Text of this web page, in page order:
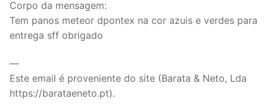
Corpo da mensagem:
Tem panos meteor dpontex na cor azuis e verdes para
entrega sff obrigado
—
Este email é proveniente do site (Barata & Neto, Lda
https://barataeneto.pt).